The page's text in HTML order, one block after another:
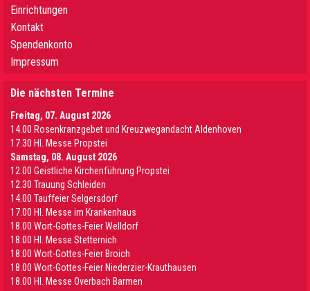
Einrichtungen
Kontakt
Spendenkonto
Impressum
Die nächsten Termine
Freitag, 07. August 2026
14.00 Rosenkranzgebet und Kreuzwegandacht Aldenhoven
17.30 Hl. Messe Propstei
Samstag, 08. August 2026
12.00 Geistliche Kirchenführung Propstei
12.30 Trauung Schleiden
14.00 Tauffeier Selgersdorf
17.00 Hl. Messe im Krankenhaus
18.00 Wort-Gottes-Feier Welldorf
18.00 Hl. Messe Stetternich
18.00 Wort-Gottes-Feier Broich
18.00 Wort-Gottes-Feier Niederzier-Krauthausen
18.00 Hl. Messe Overbach Barmen